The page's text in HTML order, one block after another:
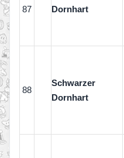
87 Dornhart
88
Schwarzer
Dornhart